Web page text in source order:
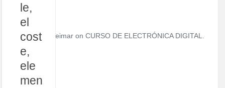
le,
el
cost
e,
ele
men
Teimar on CURSO DE ELECTRÓNICA DIGITAL.